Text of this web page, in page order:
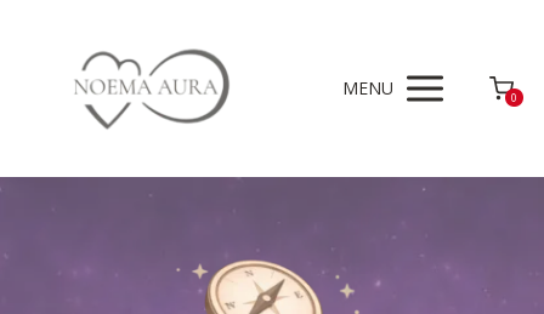
MENU 0